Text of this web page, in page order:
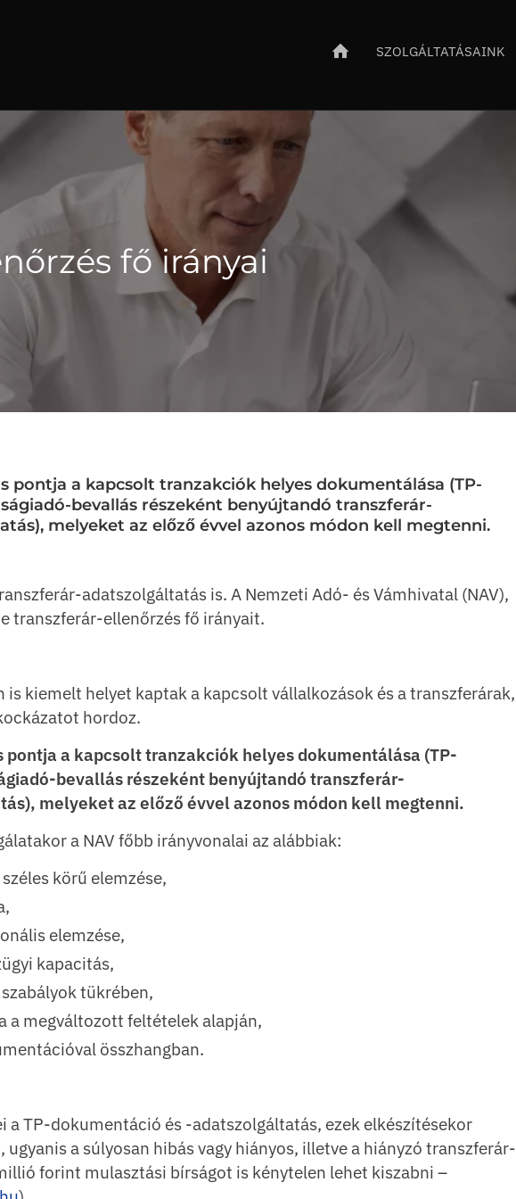
SZOLGÁLTATÁSAINK
fő irányai
pontja a kapcsolt tranzakciók helyes dokumentálása (TP-
bevallás részeként benyújtandó transzferár-
melyeket az előző évvel azonos módon kell megtenni.
adatszolgáltatás is. A Nemzeti Adó- és Vámhivatal (NAV),
transzferár-ellenőrzés fő irányait.
is kiemelt helyet kaptak a kapcsolt vállalkozások és a transzferárak,
hordoz.
a kapcsolt tranzakciók helyes dokumentálása (TP-
bevallás részeként benyújtandó transzferár-
melyeket az előző évvel azonos módon kell megtenni.
a NAV főbb irányvonalai az alábbiak:
körű elemzése,
elemzése,
kapacitás,
tükrében,
a megváltozott feltételek alapján,
összhangban.
a TP-dokumentáció és -adatszolgáltatás, ezek elkészítésekor
a súlyosan hibás vagy hiányos, illetve a hiányzó transzferár-
forint mulasztási bírságot is kénytelen lehet kiszabni –